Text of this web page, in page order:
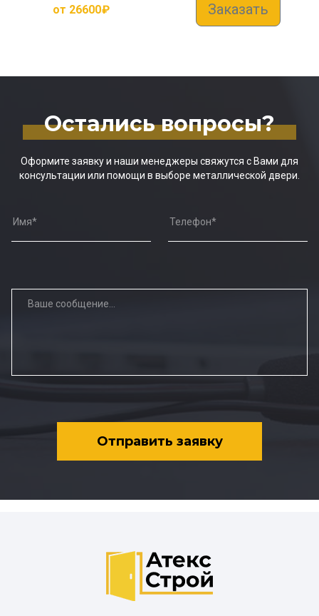
от 26600₽ Заказать
Остались вопросы?
Оформите заявку и наши менеджеры свяжутся с Вами для
консультации или помощи в выборе металлической двери.
Отправить заявку